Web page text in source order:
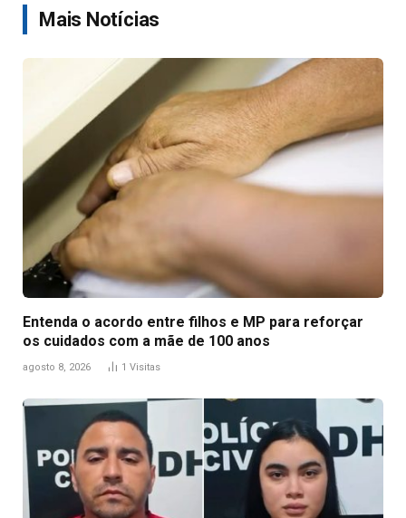
Mais Notícias
Entenda o acordo entre filhos e MP para reforçar
os cuidados com a mãe de 100 anos
agosto 8, 2026 1 Visitas